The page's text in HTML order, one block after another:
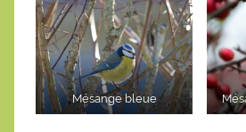
Mésange bleue